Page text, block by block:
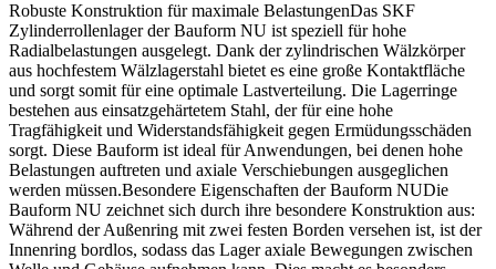
Robuste Konstruktion für maximale BelastungenDas SKF
Zylinderrollenlager der Bauform NU ist speziell für hohe
Radialbelastungen ausgelegt. Dank der zylindrischen Wälzkörper
aus hochfestem Wälzlagerstahl bietet es eine große Kontaktfläche
und sorgt somit für eine optimale Lastverteilung. Die Lagerringe
bestehen aus einsatzgehärtetem Stahl, der für eine hohe
Tragfähigkeit und Widerstandsfähigkeit gegen Ermüdungsschäden
sorgt. Diese Bauform ist ideal für Anwendungen, bei denen hohe
Belastungen auftreten und axiale Verschiebungen ausgeglichen
werden müssen.Besondere Eigenschaften der Bauform NUDie
Bauform NU zeichnet sich durch ihre besondere Konstruktion aus:
Während der Außenring mit zwei festen Borden versehen ist, ist der
Innenring bordlos, sodass das Lager axiale Bewegungen zwischen